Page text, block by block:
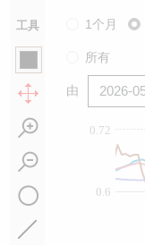
工具 1个月
所有
由
0.6
0.72